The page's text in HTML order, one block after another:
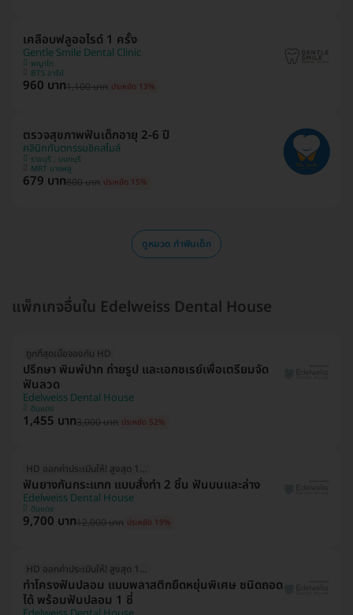
เคลือบฟลูออไรด์ 1 ครั้ง
Gentle Smile Dental Clinic
พญาไท
BTS อารีย์
960 บาท1,100 บาท ประหยัด 13%
ตรวจสุขภาพฟันเด็กอายุ 2-6 ปี
คลินิกทันตกรรมชิคสไมล์
ราชบุรี , นนทบุรี
MRT บางพลู
679 บาท800 บาท ประหยัด 15%
ดูหมวด ทำฟันเด็ก
แพ็กเกจอื่นใน Edelweiss Dental House
ถูกที่สุดเมื่อจองกับ HD
ปรึกษา พิมพ์ปาก ถ่ายรูป และเอกซเรย์เพื่อเตรียมจัด
ฟันลวด
Edelweiss Dental House
ดินแดง
1,455 บาท3,000 บาท ประหยัด 52%
HD ออกค่าประเมินให้! สูงสุด 1000 บ.
ฟันยางกันกระแทก แบบสั่งทำ 2 ชิ้น ฟันบนและล่าง
Edelweiss Dental House
ดินแดง
9,700 บาท12,000 บาท ประหยัด 19%
HD ออกค่าประเมินให้! สูงสุด 1000 บ.
ทำโครงฟันปลอม แบบพลาสติกยืดหยุ่นพิเศษ ชนิดถอด
ได้ พร้อมฟันปลอม 1 ซี่